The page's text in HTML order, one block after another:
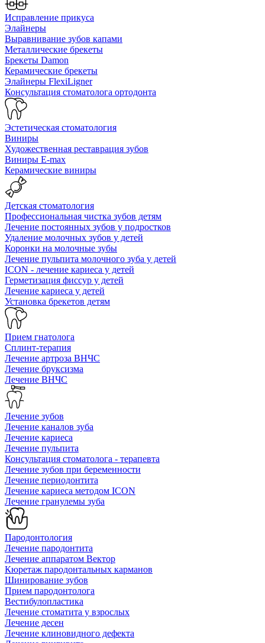
Исправление прикуса
Элайнеры
Выравнивание зубов капами
Металлические брекеты
Брекеты Damon
Керамические брекеты
Элайнеры FlexiLigner
Консультация стоматолога ортодонта
Эстетическая стоматология
Виниры
Художественная реставрация зубов
Виниры E-max
Керамические виниры
Детская стоматология
Профессиональная чистка зубов детям
Лечение постоянных зубов у подростков
Удаление молочных зубов у детей
Коронки на молочные зубы
Лечение пульпита молочного зуба у детей
ICON - лечение кариеса у детей
Герметизация фиссур у детей
Лечение кариеса у детей
Установка брекетов детям
Прием гнатолога
Сплинт-терапия
Лечение артроза ВНЧС
Лечение бруксизма
Лечение ВНЧС
Лечение зубов
Лечение каналов зуба
Лечение кариеса
Лечение пульпита
Консультация стоматолога - терапевта
Лечение зубов при беременности
Лечение периодонтита
Лечение кариеса методом ICON
Лечение гранулемы зуба
Пародонтология
Лечение пародонтита
Лечение аппаратом Вектор
Кюретаж пародонтальных карманов
Шинирование зубов
Прием пародонтолога
Вестибулопластика
Лечение стоматита у взрослых
Лечение десен
Лечение клиновидного дефекта